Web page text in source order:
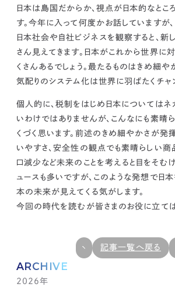
ARCHIVE
2026年
日本は島国だからか、視点が日本的なとこ
す。今年に入って何度かお話していますが
日本社会や自社ビジネスを観察すると、新
さん見えてきます。日本がこれから世界に
くさんあるでしょう。 最たるものはきめ細や
気配りのシステム化は世界に羽ばたくチャ
個人的に、税制をはじめ日本についてはネ
いわけではありませんが、こんなにも素晴
くづく思います。前述の きめ細やかさが発
いやすさ、安全性の観点でも素晴らしい商
口減少など未来のことを考えると目をそむ
ュースも多いですが、このような発想で日
本の未来が見えてくる気がします。
今回の時代を読むが皆さまのお役に立てば
記事一覧へ戻る